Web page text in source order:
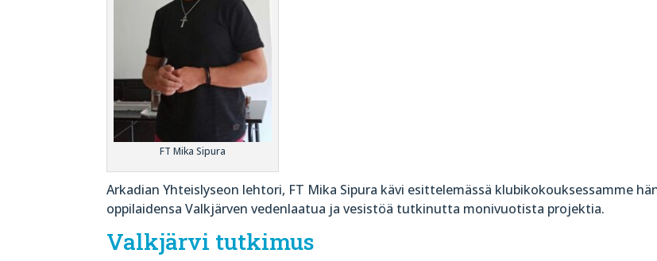
FT Mika Sipura
Arkadian Yhteislyseon lehtori, FT Mika Sipura kävi esittelemässä klubikokouksessamme
oppilaidensa Valkjärven vedenlaatua ja vesistöä tutkinutta monivuotista projektia.
Valkjärvi tutkimus